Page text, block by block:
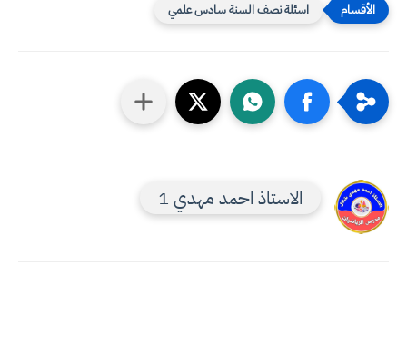
اسئلة نصف السنة سادس علمي
الاستاذ احمد مهدي 1